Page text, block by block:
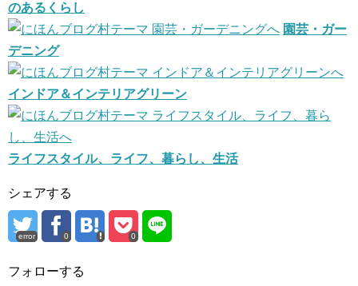
のあるくらし
園芸・ガー
デニング
インドア＆インテリアグリーン
ライフスタイル、ライフ、暮らし、生活
シェアする
error 0 0
フォローする